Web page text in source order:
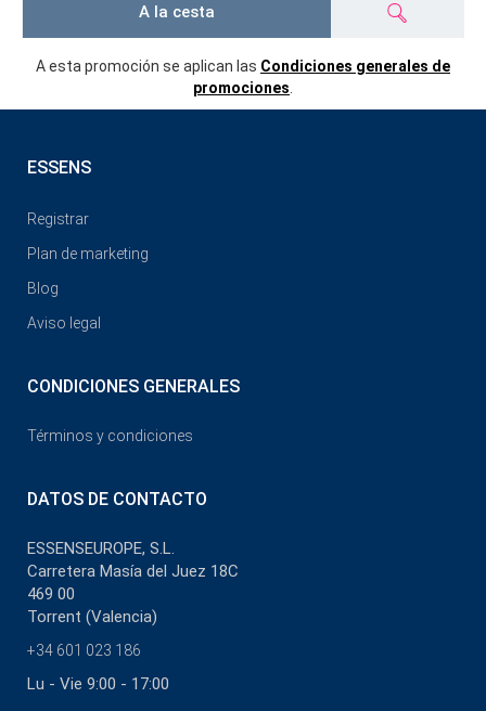
A la cesta
A esta promoción se aplican las Condiciones generales de
promociones
ESSENS
Registrar
Plan de marketing
Blog
Aviso legal
CONDICIONES GENERALES
Términos y condiciones
DATOS DE CONTACTO
ESSENSEUROPE, S.L.
Carretera Masía del Juez 18C
469 00
Torrent (Valencia)
+34 601 023 186
Lu - Vie 9:00 - 17:00